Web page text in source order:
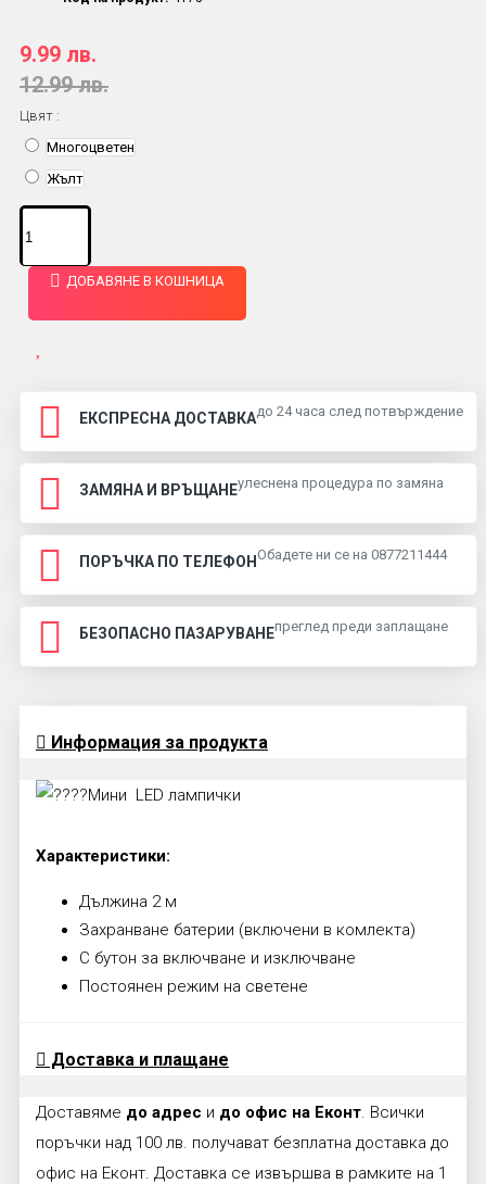
9.99 лв.
12.99 лв.
Цвят :
Многоцветен
Жълт
ДОБАВЯНЕ В КОШНИЦА
ЕКСПРЕСНА ДОСТАВКАдо 24 часа след потвърждение
ЗАМЯНА И ВРЪЩАНЕулеснена процедура по замяна
ПОРЪЧКА ПО ТЕЛЕФОН Обадете ни се на 0877211444
БЕЗОПАСНО ПАЗАРУВАНЕпреглед преди заплащане
Информация за продукта
Мини LED лампички
Характеристики:
Дължина 2 м
Захранване батерии (включени в комлекта)
С бутон за включване и изключване
Постоянен режим на светене
Доставка и плащане
Доставяме до адрес и до офис на Еконт. Всички
поръчки над 100 лв. получават безплатна доставка до
офис на Еконт. Доставка се извършва в рамките на 1